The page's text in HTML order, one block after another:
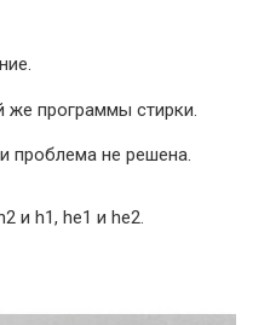
же программы стирки.
проблема не решена.
и h1, he1 и he2.